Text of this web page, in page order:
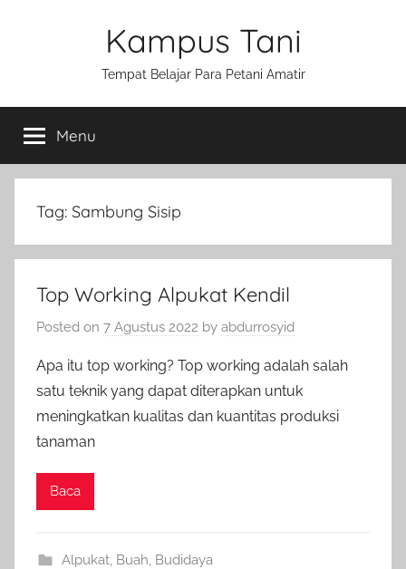
Kampus Tani
Tempat Belajar Para Petani Amatir
Menu
Tag: Sambung Sisip
Top Working Alpukat Kendil
Posted on 7 Agustus 2022 by abdurrosyid
Apa itu top working? Top working adalah salah
satu teknik yang dapat diterapkan untuk
meningkatkan kualitas dan kuantitas produksi
tanaman
Baca
Alpukat, Buah Budidaya